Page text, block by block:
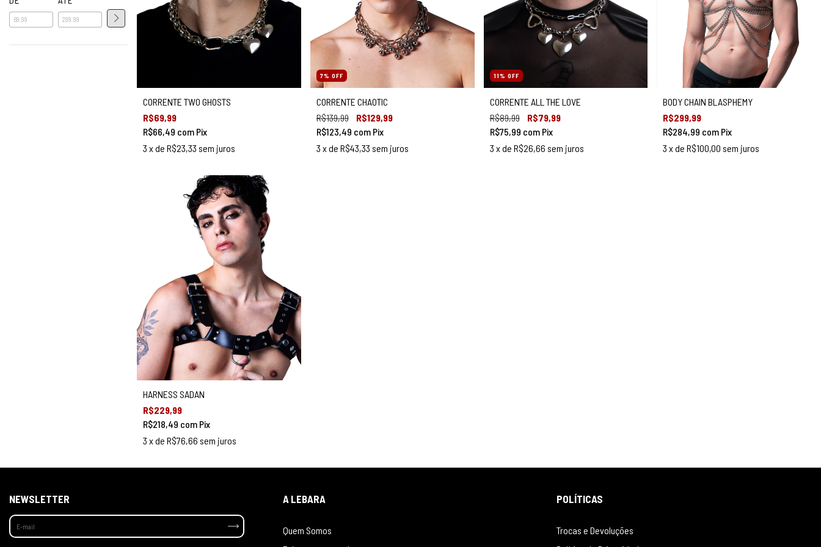
CORRENTE TWO GHOSTS
R$69,99
R$66,49 com Pix
3 x de R$23,33 sem juros
7% OFF
CORRENTE CHAOTIC
R$139,99
R$129,99
R$123,49 com Pix
3 x de R$43,33 sem juros
11% OFF
CORRENTE ALL THE LOVE
R$89,99
R$79,99
R$75,99 com Pix
3 x de R$26,66 sem juros
BODY CHAIN BLASPHEMY
R$299,99
R$284,99 com Pix
3 x deR$100,00 sem juros
HARNESS SADAN
R$229,99
R$218,49 com Pix
3 x de R$76,66 sem juros
NEWSLETTER A LEBARA
Quem Somos
POLÍTICAS
Trocas e Devoluções